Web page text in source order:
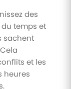
des
temps et
sachent
et les
heures